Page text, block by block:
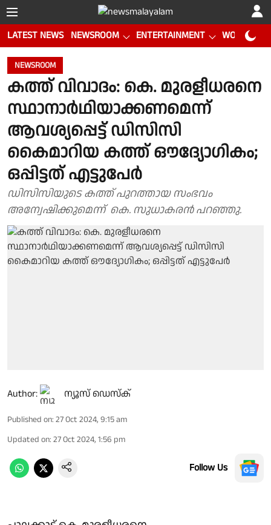
LATEST NEWS NEWSROOM ENTERTAINMENT WORLD CUP
NEWSROOM
കത്ത് വിവാദം: കെ. മുരളീധരനെ
സ്ഥാനാര്‍ഥിയാക്കണമെന്ന്
ആവശ്യപ്പെട്ട് ഡിസിസി
കൈമാറിയ കത്ത് ഔദ്യോഗികം;
ഒപ്പിട്ടത് എട്ടുപേര്‍
ഡിസിസിയുടെ കത്ത് പുറത്തായ സംഭവം
അന്വേഷിക്കുമെന്ന് കെ. സുധാകരന്‍ പറഞ്ഞു.
Author: ന്യൂസ് ഡെസ്ക്
Published on: 27 Oct 2024, 9:15 am
Updated on: 27 Oct 2024, 1:56 pm
Follow Us